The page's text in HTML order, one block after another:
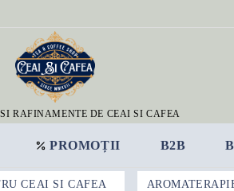
RAFINAMENTE DE CEAI SI CAFEA
PROMOȚII B2B
CEAI SI CAFEA